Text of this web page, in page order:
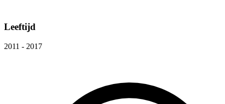
Leeftijd
2011 - 2017